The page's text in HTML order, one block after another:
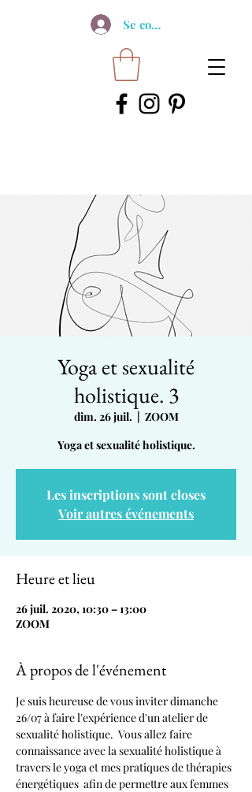
Se connecter
Yoga et sexualité
holistique. 3
dim. 26 juil.
  |
ZOOM
Yoga et sexualité holistique.
Les inscriptions sont closes
Voir autres événements
Heure et lieu
26 juil. 2020, 10:30 – 13:00
ZOOM
À propos de l'événement
Je suis heureuse de vous inviter dimanche
26/07 à faire l'expérience d'un atelier de
sexualité holistique.  Vous allez faire
connaissance avec la sexualité holistique à
travers le yoga et mes pratiques de thérapies
énergétiques  afin de permettre aux femmes